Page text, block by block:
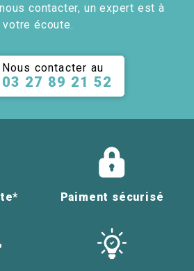
contacter, un expert est à
votre écoute.
Nous contacter au
03 27 89 21 52
Paiment sécurisé